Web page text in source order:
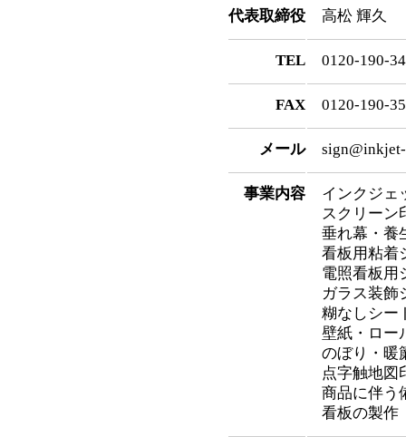
代表取締役 高松 輝久
TEL 0120-190-
FAX 0120-190-
メール
事業内容
インクジェ
スクリーン
垂れ幕・養
看板用粘着
電照看板用
ガラス装飾
糊なしシー
壁紙・ロー
のぼり・暖
点字触地図
商品に伴う
看板の製作